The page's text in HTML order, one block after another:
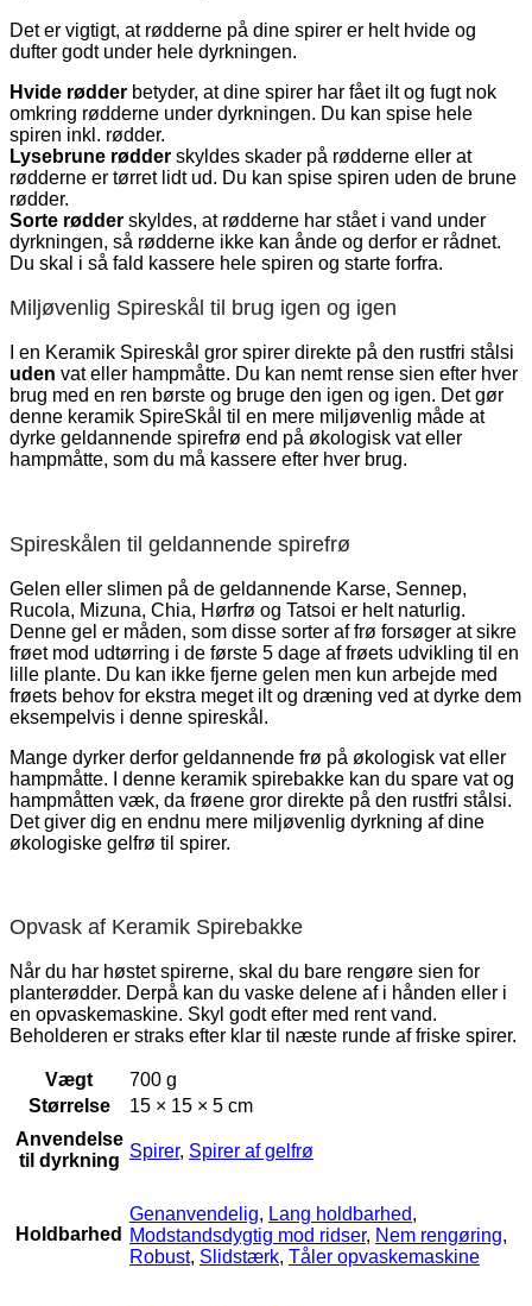
Det er vigtigt, at rødderne på dine spirer er helt hvide og
dufter godt under hele dyrkningen.
Hvide rødder betyder, at dine spirer har fået ilt og fugt nok
omkring rødderne under dyrkningen. Du kan spise hele
spiren inkl. rødder.
Lysebrune rødder skyldes skader på rødderne eller at
rødderne er tørret lidt ud. Du kan spise spiren uden de brune
rødder.
Sorte rødder skyldes, at rødderne har stået i vand under
dyrkningen, så rødderne ikke kan ånde og derfor er rådnet.
Du skal i så fald kassere hele spiren og starte forfra.
Miljøvenlig Spireskål til brug igen og igen
I en Keramik Spireskål gror spirer direkte på den rustfri stålsi
uden vat eller hampmåtte. Du kan nemt rense sien efter hver
brug med en ren børste og bruge den igen og igen. Det gør
denne keramik SpireSkål til en mere miljøvenlig måde at
dyrke geldannende spirefrø end på økologisk vat eller
hampmåtte, som du må kassere efter hver brug.
Spireskålen til geldannende spirefrø
Gelen eller slimen på de geldannende Karse, Sennep,
Rucola, Mizuna, Chia, Hørfrø og Tatsoi er helt naturlig.
Denne gel er måden, som disse sorter af frø forsøger at sikre
frøet mod udtørring i de første 5 dage af frøets udvikling til en
lille plante. Du kan ikke fjerne gelen men kun arbejde med
frøets behov for ekstra meget ilt og dræning ved at dyrke dem
eksempelvis i denne spireskål.
Mange dyrker derfor geldannende frø på økologisk vat eller
hampmåtte. I denne keramik spirebakke kan du spare vat og
hampmåtten væk, da frøene gror direkte på den rustfri stålsi.
Det giver dig en endnu mere miljøvenlig dyrkning af dine
økologiske gelfrø til spirer.
Opvask af Keramik Spirebakke
Når du har høstet spirerne, skal du bare rengøre sien for
planterødder. Derpå kan du vaske delene af i hånden eller i
en opvaskemaskine. Skyl godt efter med rent vand.
Beholderen er straks efter klar til næste runde af friske spirer.
Vægt
700 g
Størrelse
15 × 15 × 5 cm
Anvendelse
til dyrkning Spirer, Spirer af gelfrø
Holdbarhed
Genanvendelig, Lang holdbarhed,
Modstandsdygtig mod ridser, Nem rengøring,
Robust, Slidstærk, Tåler opvaskemaskine